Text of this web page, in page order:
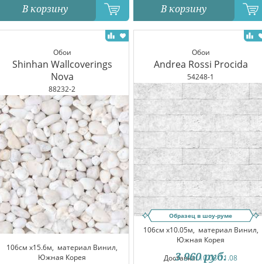
В корзину В корзину
Обои
Shinhan Wallcoverings
Nova
88232-2
106см x15.6м, материал Винил,
Южная Корея
Обои
Andrea Rossi Procida
54248-1
Образец в шоу-руме
106см x10.05м, материал Винил,
Южная Корея
Доставка:10.08-11.08
3 960 руб.